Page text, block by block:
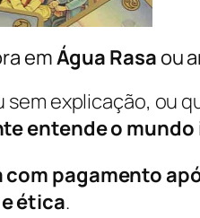
emÁgua Rasa ou
explicação, ou
entende o
com pagamento
ética.